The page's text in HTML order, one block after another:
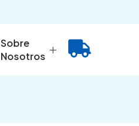
Sobre
Nosotros